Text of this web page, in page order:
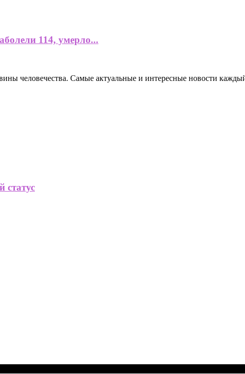
114, умерло...
человечества. Самые актуальные и интересные новости
статус